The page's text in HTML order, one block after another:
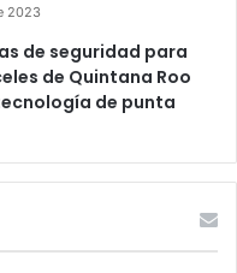
2023
de seguridad para
de Quintana Roo
de punta